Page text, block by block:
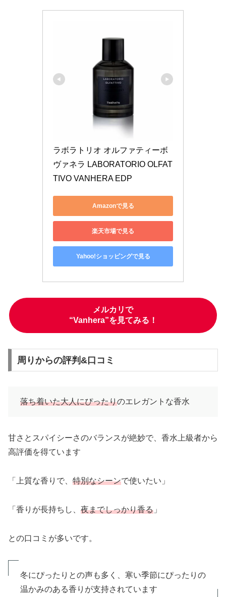
ラボラトリオ オルファティーボ
ヴァネラ LABORATORIO OLFAT
TIVO VANHERA EDP
Amazonで見る
楽天市場で見る
Yahoo!ショッピングで見る
メルカリで
“Vanhera”を見てみる！
周りからの評判&口コミ
落ち着いた大人にぴったりのエレガントな香水
甘さとスパイシーさのバランスが絶妙で、香水上級者から
高評価を得ています
「上質な香りで、 特別なシーンで使いたい」
「香りが長持ちし、 夜までしっかり香る 」
との口コミが多いです。
冬にぴったりとの声も多く、寒い季節にぴったりの
温かみのある香りが支持されています